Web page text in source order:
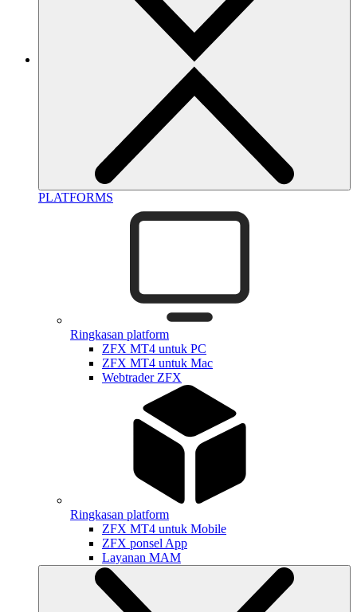
PLATFORMS
Ringkasan platform
ZFX MT4 untuk PC
ZFX MT4 untuk Mac
Webtrader ZFX
Ringkasan platform
ZFX MT4 untuk Mobile
ZFX ponsel App
Layanan MAM